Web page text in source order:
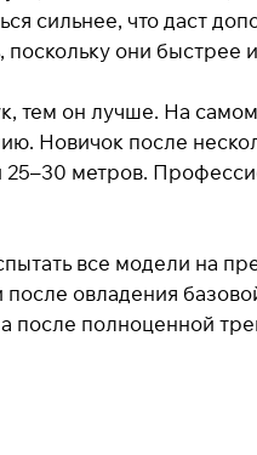
сильнее, что даст
поскольку они быстрее
тем он лучше. На
Новичок после
метров.
все модели на
овладения
после полноценной